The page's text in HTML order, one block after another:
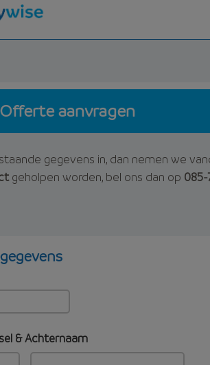
Offerte aanvragen
gegevens in, dan nemen we
geholpen worden, bel ons dan op 085-
& Achternaam